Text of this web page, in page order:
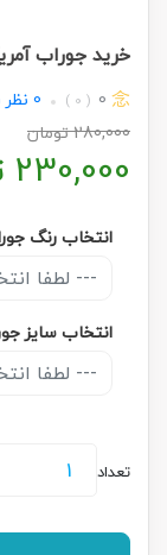
خرید جوراب
0
( 0 )
0
280,000تومان
230,000
انتخاب رنگ
--- لطفا
انتخاب سایز
--- لطفا
تعداد